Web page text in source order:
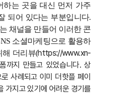
하는 곳을 대신 먼저 가주
되어 있다는 부분입니다.
채널을 만들어 이러한 콘
소셜마케팅으로 활용하
해 더리뷰(https://www.xn-
까지 만들고 있었습니다. 상
사례되고 이미 더핫플 페이
가지고 있기에 어려운 경기를